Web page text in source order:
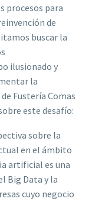
procesos para
de
buscar la
ilusionado y
la
Fustería Comas
este desafío:
sobre la
en el ámbito
artificial es una
Big Data y la
cuyo negocio